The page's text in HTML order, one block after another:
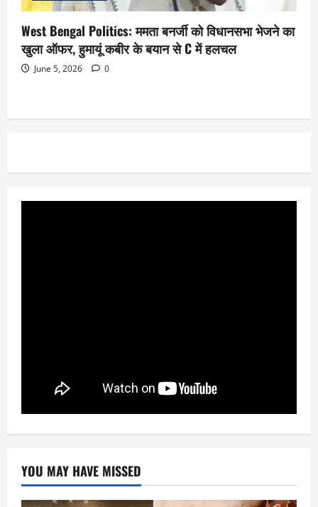
West Bengal Politics: ममता बनर्जी को विधानसभा भेजने का
खुला ऑफर, हुमायूं कबीर के बयान से C में हलचल
June 5, 2026 0
YOU MAY HAVE MISSED